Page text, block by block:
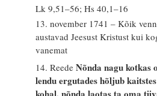
Lk 9,51–56; Hs 40,1–16
13. november 1741 – Kõik
austavad Jeesust Kristust kui
vanemat
14. ReedeNõnda nagu kotkas
lendu ergutades hõljub